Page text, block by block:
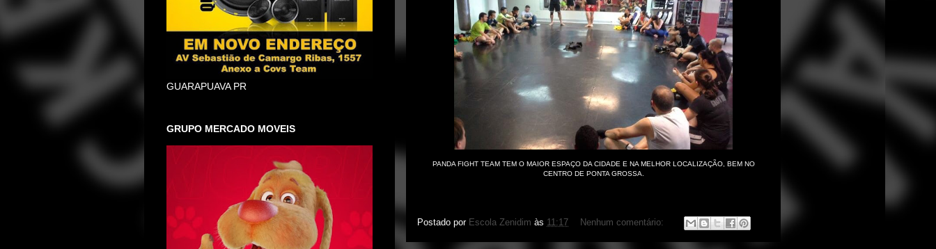
PANDA FIGHT TEAM TEM O MAIOR ESPAÇO DA CIDADE E NA MELHOR LOCALIZAÇÃO, BEM NO
CENTRO DE PONTA GROSSA.
Postado por Escola Zenidim às 11:17 Nenhum comentário:
GUARAPUAVA PR
GRUPO MERCADO MOVEIS